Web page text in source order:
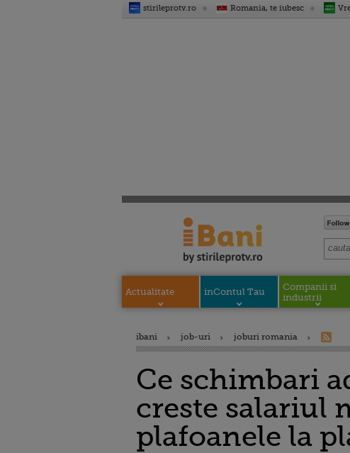
stirileprotv.ro Romania, te iubesc
Actualitate inContul Tau
Companii si
industrii
ibani job-uri joburi romania
Ce schimbari
creste salariul
plafoanele la